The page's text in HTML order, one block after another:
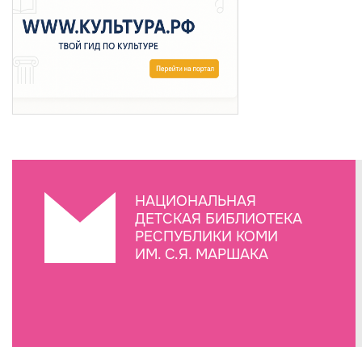
НАЦИОНАЛЬНАЯ
ДЕТСКАЯ БИБЛИОТЕКА
РЕСПУБЛИКИ КОМИ
ИМ. С.Я. МАРШАКА